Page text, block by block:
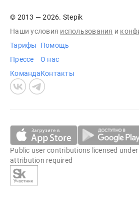
© 2013 — 2026. Stepik
Наши условия использования и
Тарифы
Прессе
Команда
Помощь
О нас
Контакты
Public user contributions licensed
attribution required